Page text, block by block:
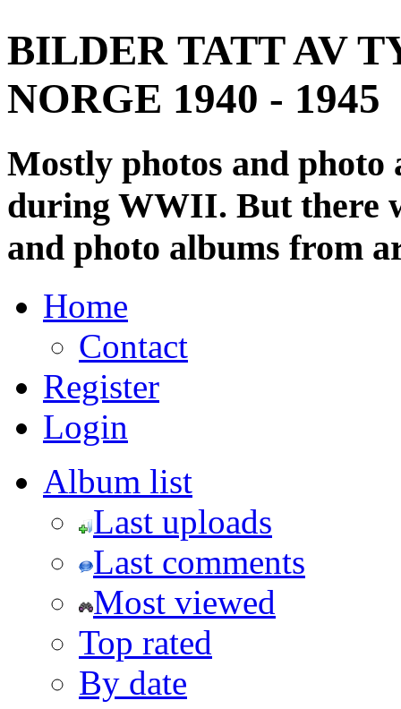
BILDER TATT AV
NORGE 1940 - 1945
Mostly photos and
during WWII. But there
and photo albums from
Home
Contact
Register
Login
Album list
Last uploads
Last comments
Most viewed
Top rated
By date